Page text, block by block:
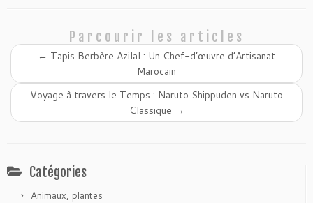
Parcourir les articles
← Tapis Berbère Azilal : Un Chef-d’œuvre d’Artisanat
Marocain
Voyage à travers le Temps : Naruto Shippuden vs Naruto
Classique →
Catégories
Animaux, plantes